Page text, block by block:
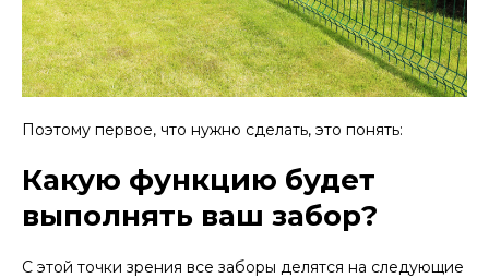
Поэтому первое, что нужно сделать, это понять:
Какую функцию будет
выполнять ваш забор?
С этой точки зрения все заборы делятся на следующие